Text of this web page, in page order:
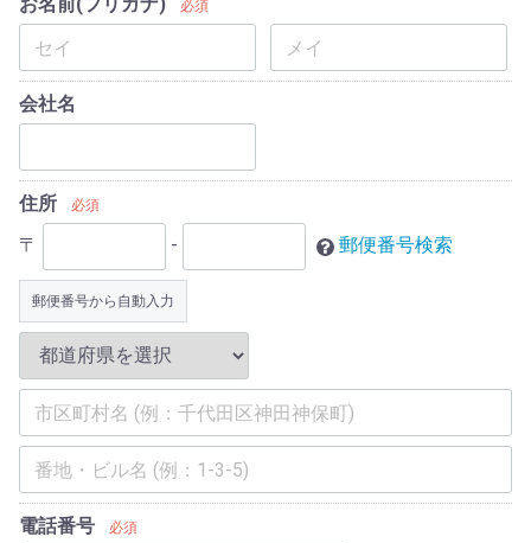
必須
会社名
住所 必須
〒 - 郵便番号検索
郵便番号から自動入力
電話番号 必須